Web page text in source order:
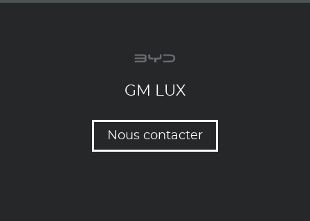
GM LUX
Nous contacter